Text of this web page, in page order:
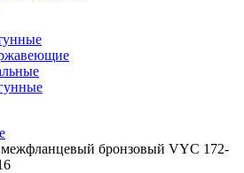
бронзовый VYC 172-